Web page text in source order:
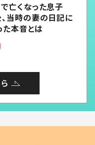
亡くなった息子
当時の妻の日記に
た本音とは